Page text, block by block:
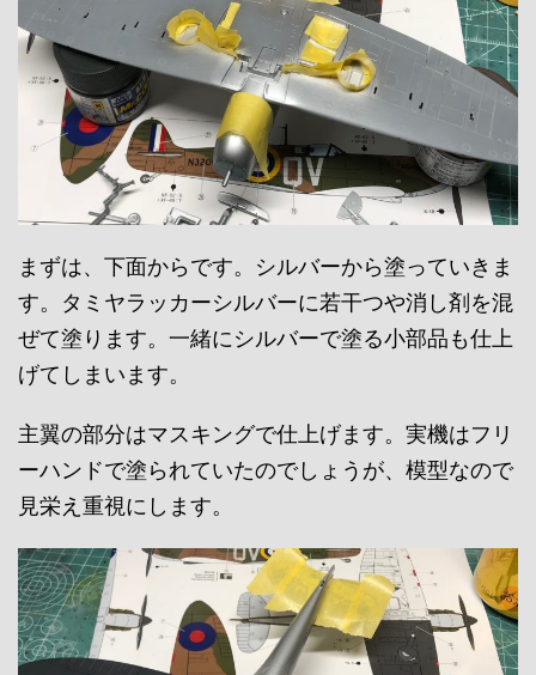
まずは、下面からです。シルバーから塗っていきま
す。タミヤラッカーシルバーに若干つや消し剤を混
ぜて塗ります。一緒にシルバーで塗る小部品も仕上
げてしまいます。
主翼の部分はマスキングで仕上げます。実機はフリ
ーハンドで塗られていたのでしょうが、模型なので
見栄え重視にします。